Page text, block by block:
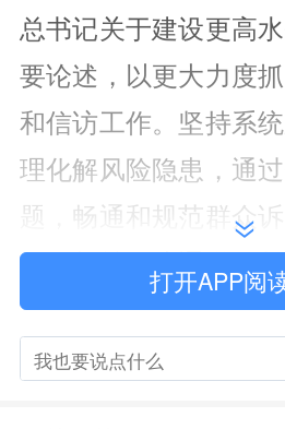
总书记关于建设更高
要论述，以更大力度
和信访工作。坚持系
理化解风险隐患，通
题，畅通和规范群众
调、权益保障通道。
盯苗头性问题抓早抓
存量、控增量。坚持
打开APP阅